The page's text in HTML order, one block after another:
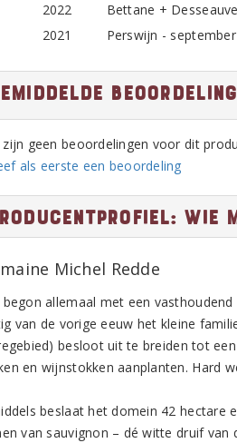
2022
Bettane +
2021
Perswijn -
zijn geen beoordelingen voor dit
als eerste een beoordeling
Wie
Michel Redde
begon allemaal met een
van de vorige eeuw het kleine
besloot uit te breiden tot
en wijnstokken aanplanten. Hard
beslaat het domein 42 hectare
van sauvignon – dé witte druif